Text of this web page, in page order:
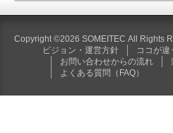
Copyright ©2026 SOMEITEC All Rights
ビジョン・運営方針
ココが
お問い合わせからの流れ
よくある質問（FAQ）